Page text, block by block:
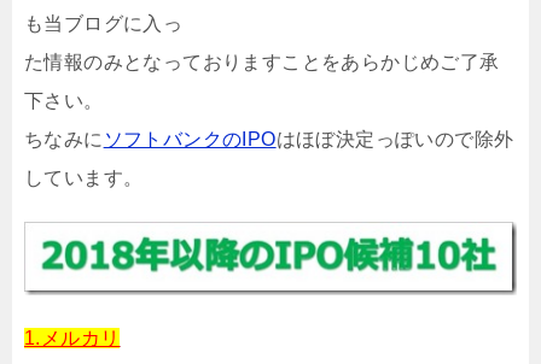
も当ブログに入っ
た情報のみとなっておりますことをあらかじめご了承
下さい。
ちなみに ソフトバンクのIPOはほぼ決定っぽいので除外
しています。
1.メルカリ